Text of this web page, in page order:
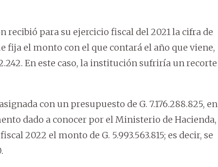
recibió para su ejercicio fiscal del 2021 la cifra de
fija el monto con el que contará el año que viene,
En este caso, la institución sufriría un recorte
con un presupuesto de G. 7.176.288.825, en
dado a conocer por el Ministerio de Hacienda,
2022 el monto de G. 5.993.563.815; es decir, se